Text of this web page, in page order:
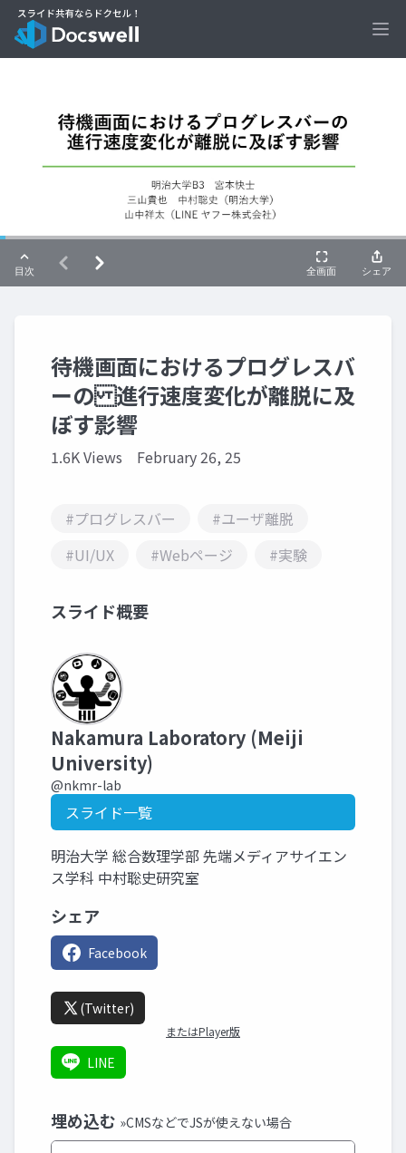
待機画面におけるプログレスバ
ーの 進行速度変化が離脱に及
ぼす影響
1.6K Views February 26, 25
#プログレスバー
#ユーザ離脱
#UI/UX
#Webページ #実験
スライド概要
Nakamura Laboratory (Meiji
University)
@nkmr-lab
スライド一覧
明治大学 総合数理学部 先端メディアサイエン
ス学科 中村聡史研究室
シェア
Facebook
(Twitter)
またはPlayer版
LINE
埋め込む »CMSなどでJSが使えない場合